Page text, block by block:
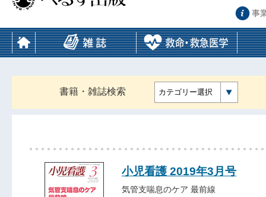
事
書籍・雑誌検索 カテゴリー選択
小児看護 2019年3月号
気管支喘息のケア 最前線